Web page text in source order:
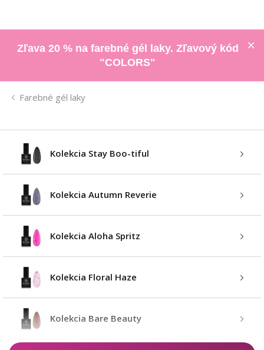
Zľava 20 % na farebné gél laky. Zľavový kód
"COLORS"
Farebné gél laky
Kolekcia Stay Boo-tiful
Kolekcia Autumn Reverie
Kolekcia Aloha Spritz
Kolekcia Floral Haze
Kolekcia Bare Beauty